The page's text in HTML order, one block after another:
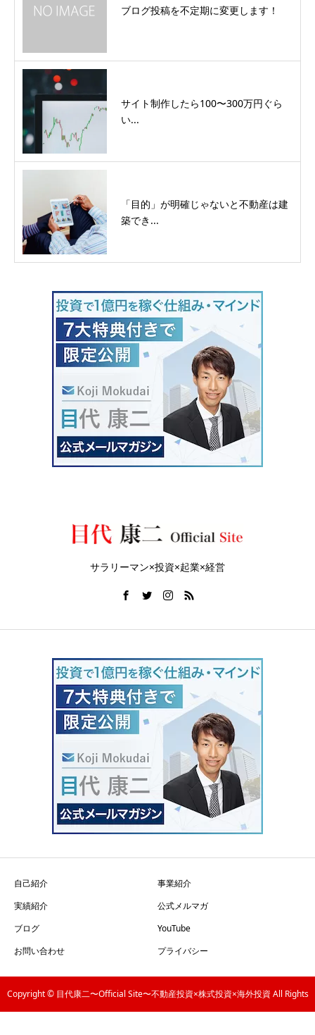
ブログ投稿を不定期に変更します！
サイト制作したら100〜300万円ぐら
い...
「目的」が明確じゃないと不動産は建
築でき...
サラリーマン×投資×起業×経営
自己紹介
事業紹介
実績紹介
公式メルマガ
ブログ
YouTube
お問い合わせ
プライバシー
Copyright © 目代康二〜Official Site〜不動産投資×株式投資×海外投資 All Rights